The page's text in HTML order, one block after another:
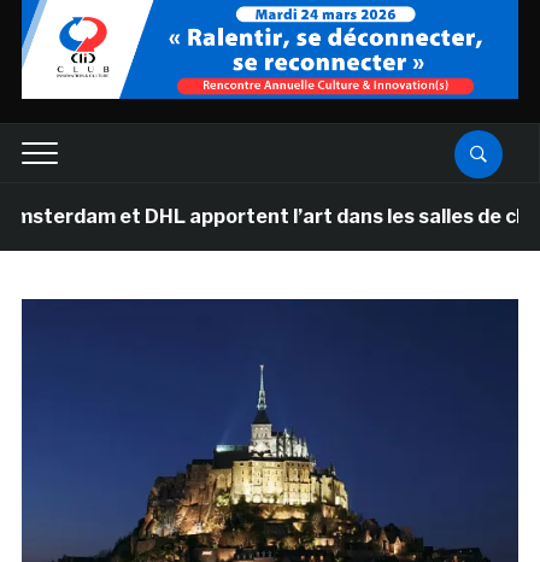
et DHL apportent l’art dans les salles de classe